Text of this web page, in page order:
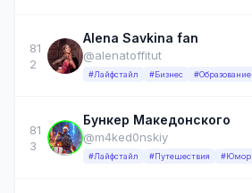
81
2
Alena Savkina fan
@alenatoffitut
#Лайфстайл #Бизнес #Образование
81
3
Бункер Македонского
@m4ked0nskiy
#Лайфстайл #Путешествия #Юмор